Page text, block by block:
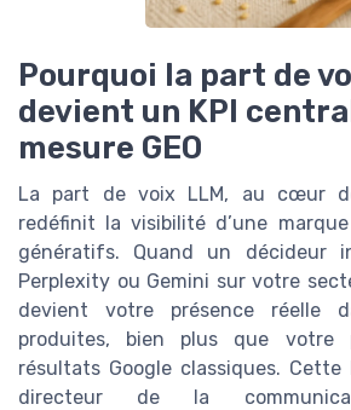
Pourquoi la part de
devient un KPI
mesure GEO
La part de voix LLM, au cœur
redéfinit la visibilité d’une
génératifs. Quand un décideur
Perplexity ou Gemini sur votre
devient votre présence réelle
produites, bien plus que votre
résultats Google classiques. Cette
directeur de la